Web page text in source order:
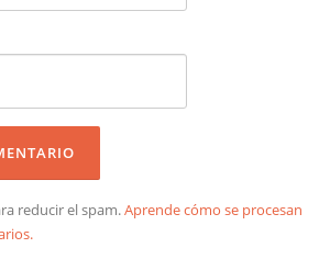
reducir el spam.Aprende cómo se procesan